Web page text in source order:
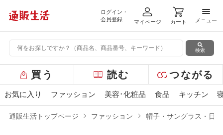
ログイン・
会員登録
マイページ カート
メニ
メニュー
検索
ー
バ
買う 読む つながる
お気に入り ファッション 美容･化粧品 食品 キッチン
通販生活トップページ ファッション 帽子・サングラス・日